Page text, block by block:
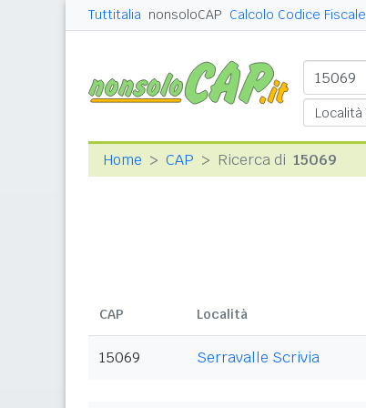
Tuttitalia nonsoloCAP Calcolo Codice Fiscale
Home CAP Ricerca di 15069
CAP Località
15069 Serravalle Scrivia